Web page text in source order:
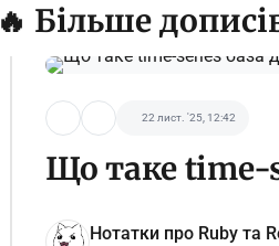
🔥 Більше
22 лист. '25, 12:42
Що таке time-
Нотатки про Ruby та